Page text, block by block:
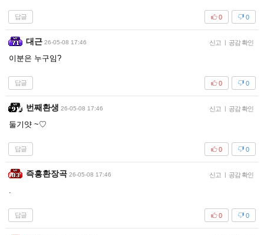
답글 0
0
대근 26-05-08 17:46 신고 | 공감 확인
이분은 누구임?
답글 0
0
번째환생 26-05-08 17:46 신고 | 공감 확인
둘기얏 ~♡
답글 0
0
즉흥환장곡 26-05-08 17:46 신고 | 공감 확인
.
답글 0
0